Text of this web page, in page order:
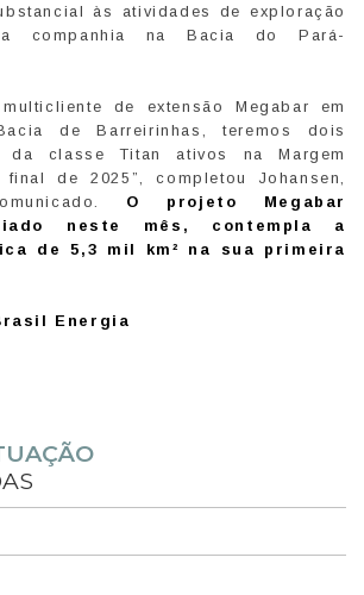
às atividades de exploração
companhia na Bacia do Pará-
de extensão Megabar em
de Barreirinhas, teremos dois
da classe Titan ativos na Margem
de 2025”, completou Johansen,
O projeto Megabar
neste mês, contempla a
de 5,3 mil km² na sua primeira
Energia